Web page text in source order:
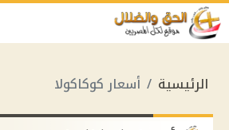
الرئيسية أسعار كوكاكولا